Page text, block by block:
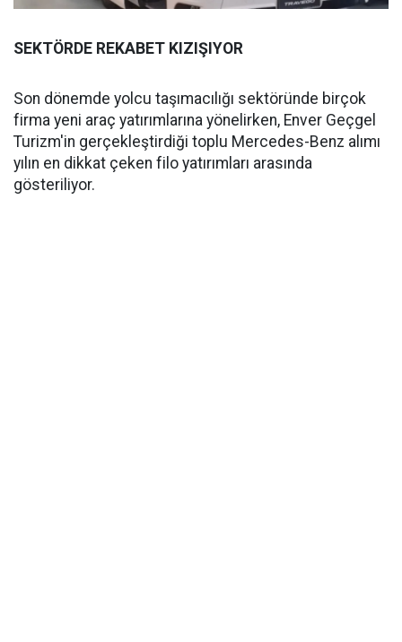
SEKTÖRDE REKABET KIZIŞIYOR
Son dönemde yolcu taşımacılığı sektöründe birçok
firma yeni araç yatırımlarına yönelirken, Enver Geçgel
Turizm'in gerçekleştirdiği toplu Mercedes-Benz alımı
yılın en dikkat çeken filo yatırımları arasında
gösteriliyor.